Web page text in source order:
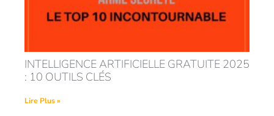
INTELLIGENCE ARTIFICIELLE GRATUITE 2025
: 10 OUTILS CLÉS
Lire Plus »